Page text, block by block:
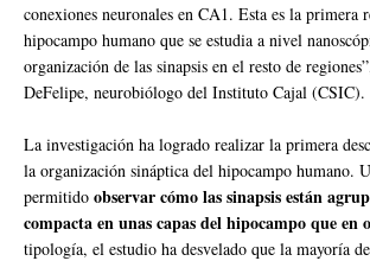
conexiones neuronales en CA1. Esta es la primera
hipocampo humano que se estudia a nivel
organización de las sinapsis en el resto de
DeFelipe, neurobiólogo del Instituto Cajal (CSIC).
La investigación ha logrado realizar la primera
la organización sináptica del hipocampo humano.
permitido observar cómo las sinapsis están
compacta en unas capas del hipocampo que en
tipología, el estudio ha desvelado que la mayoría